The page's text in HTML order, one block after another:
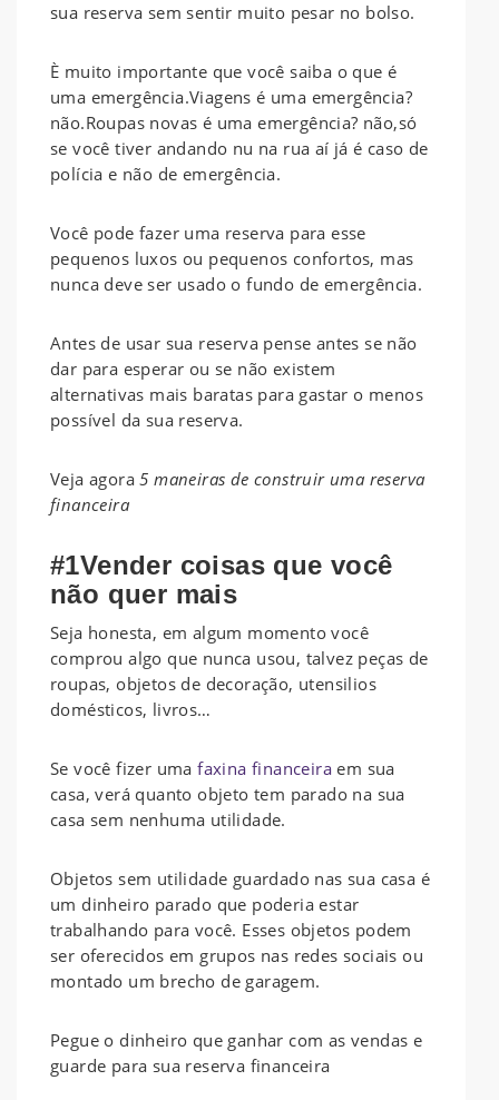
sua reserva sem sentir muito pesar no bolso.
È muito importante que você saiba o que é
uma emergência.Viagens é uma emergência?
não.Roupas novas é uma emergência? não,só
se você tiver andando nu na rua aí já é caso de
polícia e não de emergência.
Você pode fazer uma reserva para esse
pequenos luxos ou pequenos confortos, mas
nunca deve ser usado o fundo de emergência.
Antes de usar sua reserva pense antes se não
dar para esperar ou se não existem
alternativas mais baratas para gastar o menos
possível da sua reserva.
Veja agora5 maneiras de construir uma reserva
financeira
#1Vender coisas que você
não quer mais
Seja honesta, em algum momento você
comprou algo que nunca usou, talvez peças de
roupas, objetos de decoração, utensilios
domésticos, livros…
Se você fizer umafaxina financeiraem sua
casa, verá quanto objeto tem parado na sua
casa sem nenhuma utilidade.
Objetos sem utilidade guardado nas sua casa é
um dinheiro parado que poderia estar
trabalhando para você. Esses objetos podem
ser oferecidos em grupos nas redes sociais ou
montado um brecho de garagem.
Pegue o dinheiro que ganhar com as vendas e
guarde para sua reserva financeira